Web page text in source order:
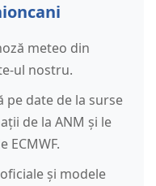
meteo din
ul nostru.
pe date de la surse
de la ANM și le
ECMWF.
și modele